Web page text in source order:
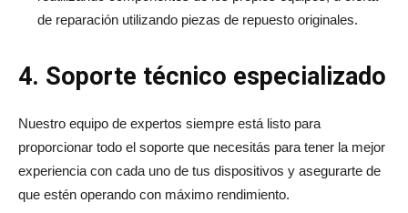
de reparación utilizando piezas de repuesto originales.
4. Soporte técnico especializado
Nuestro equipo de expertos siempre está listo para
proporcionar todo el soporte que necesitás para tener la mejor
experiencia con cada uno de tus dispositivos y asegurarte de
que estén operando con máximo rendimiento.